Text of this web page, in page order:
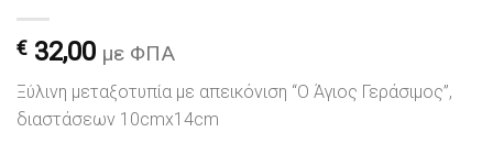
€ 32,00 με ΦΠΑ
Ξύλινη μεταξοτυπία με απεικόνιση “Ο Άγιος Γεράσιμος”,
διαστάσεων 10cmx14cm